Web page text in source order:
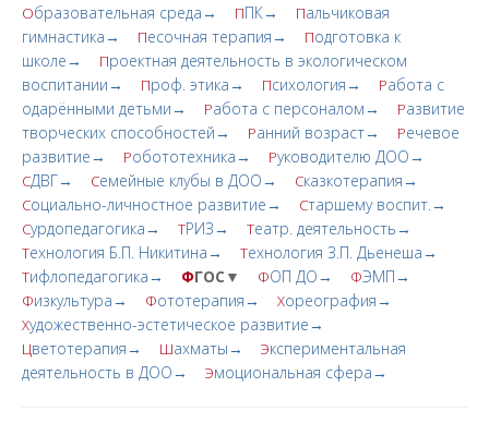
Образовательная среда→ ППК→ Пальчиковая
гимнастика→
Песочная терапия→ Подготовка к
школе→
Проектная деятельность в экологическом
воспитании→
Проф. этика→ Психология→ Работа с
одарёнными детьми→
Работа с персоналом→ Развитие
творческих cпoсобностей→
Ранний возраст→ Речевое
развитие→
Робототехника→ Руководителю ДОО→
СДВГ→ Семейные клубы в ДОО→ Сказкотерапия→
Социально-личностное развитие→ Старшему воспит.→
Сурдопедагогика→ ТРИЗ→ Театр. деятельность→
Технология Б.П. Никитина→ Технология З.П. Дьенеша→
Тифлопедагогика→ ФГОС▼ ФОП ДО→ ФЭМП→
Физкультура→ Фототерапия→ Хореография→
Художественно-эстетическое развитие→
Цветотерапия→ Шахматы→ Экспериментальная
деятельность в ДОО→
Эмоциональная сфера→